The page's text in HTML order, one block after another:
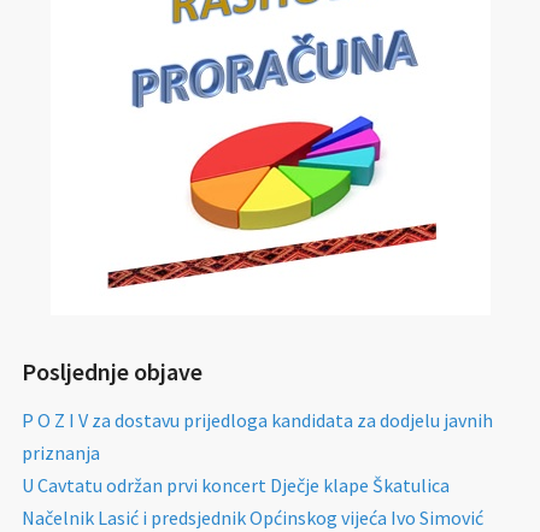
Posljednje objave
P O Z I V za dostavu prijedloga kandidata za dodjelu javnih
priznanja
U Cavtatu održan prvi koncert Dječje klape Škatulica
Načelnik Lasić i predsjednik Općinskog vijeća Ivo Simović